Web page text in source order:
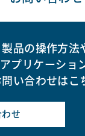
製品の操作方法
プリケーショ
問い合わせはこ
せ